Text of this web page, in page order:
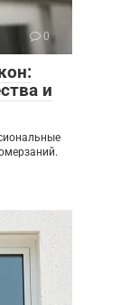
0
и